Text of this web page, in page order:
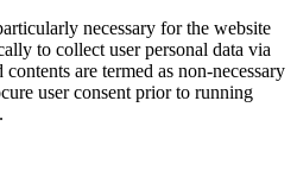
necessary for the website
to collect user personal data via
are termed as non-necessary
user consent prior to running